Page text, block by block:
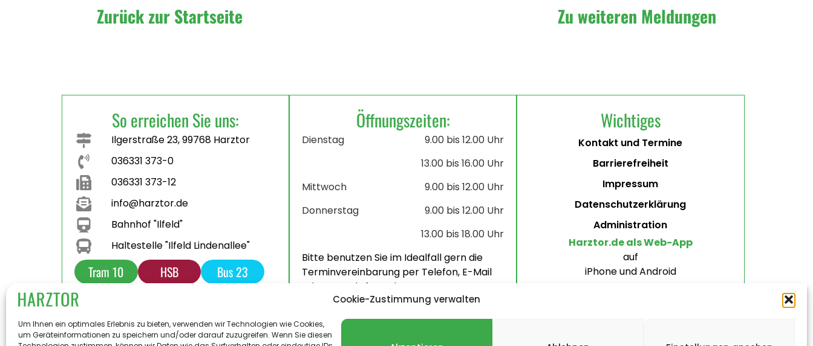
Cookie-Zustimmung verwalten
Um Ihnen ein optimales Erlebnis zu bieten, verwenden wir Technologien wie Cookies,
um Geräteinformationen zu speichern und/oder darauf zuzugreifen. Wenn Sie diesen
Zurück zur Startseite Zu weiteren Meldungen
So erreichen Sie uns:
Ilgerstraße 23, 99768 Harztor
036331 373-0
036331 373-12
info@harztor.de
Bahnhof "Ilfeld"
Haltestelle "Ilfeld Lindenallee"
Tram 10 HSB
Bus 23
Öffnungszeiten:
Dienstag
9.00 bis 12.00 Uhr
13.00 bis 16.00 Uhr
Mittwoch
9.00 bis 12.00 Uhr
Donnerstag
9.00 bis 12.00 Uhr
13.00 bis 18.00 Uhr
Bitte benutzen Sie im Idealfall gern die
Terminvereinbarung per Telefon, E-Mail
oder Kontaktformular.
Wichtiges
Kontakt und Termine
Barrierefreiheit
Impressum
Datenschutzerklärung
Administration
Harztor.de als Web-App
auf
iPhone und Android